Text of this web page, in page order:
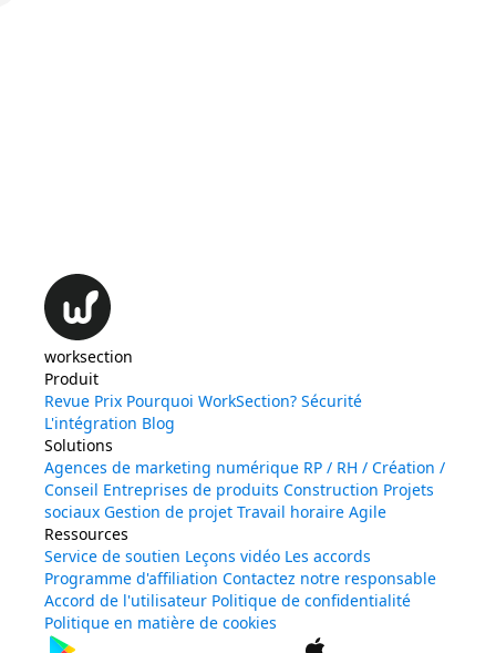
worksection
Produit
Revue Prix Pourquoi WorkSection? Sécurité
L'intégration Blog
Solutions
Agences de marketing numérique RP / RH / Création /
Conseil Entreprises de produits Construction Projets
sociaux Gestion de projet Travail horaire Agile
Ressources
Service de soutien Leçons vidéo Les accords
Programme d'affiliation Contactez notre responsable
Accord de l'utilisateur Politique de confidentialité
Politique en matière de cookies